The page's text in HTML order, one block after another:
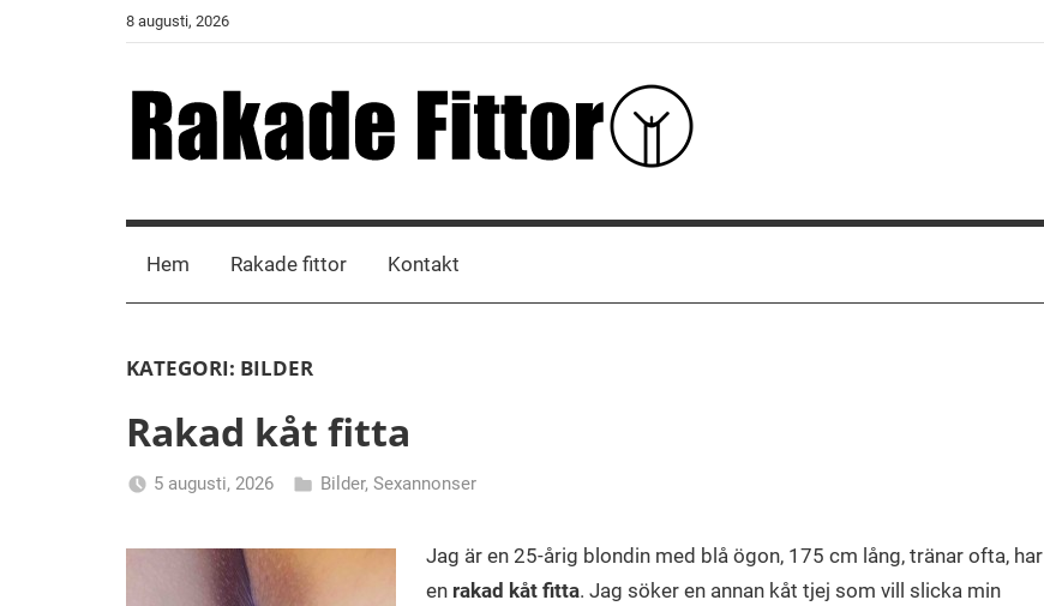
8 augusti, 2026
Rakade
Fittor
Hem Rakade fittor Kontakt
KATEGORI: BILDER
Rakad kåt fitta
5 augusti, 2026
Bilder, Sexannonser
Jag är en 25-årig blondin med blå ögon, 175 cm lång, tränar ofta, har
en rakad kåt fitta. Jag söker en annan kåt tjej som vill slicka min